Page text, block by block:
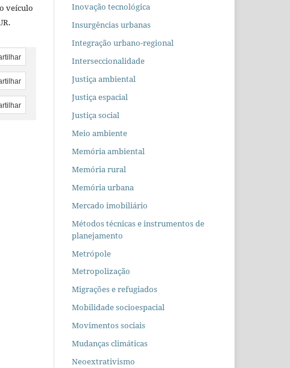
veículo
Inovação tecnológica
Insurgências urbanas
Integração urbano-regional
Interseccionalidade
Justiça ambiental
Justiça espacial
Justiça social
Meio ambiente
Memória ambiental
Memória rural
Memória urbana
Mercado imobiliário
Métodos técnicas e instrumentos de
planejamento
Metrópole
Metropolização
Migrações e refugiados
Mobilidade socioespacial
Movimentos sociais
Mudanças climáticas
Neoextrativismo